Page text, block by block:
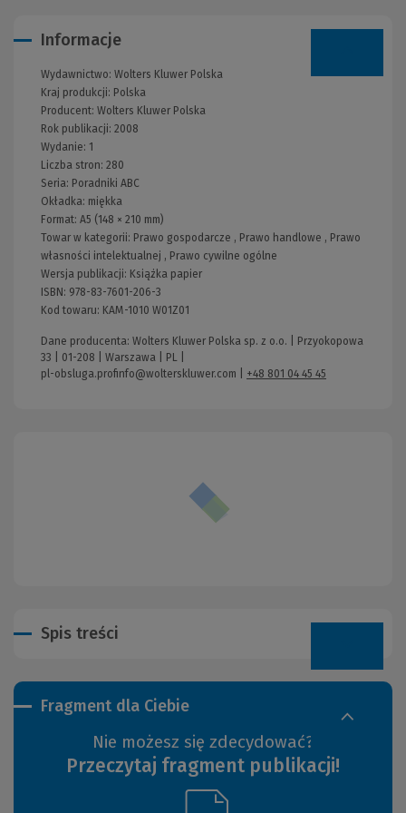
Fragment dla Ciebie
Nie możesz się zdecydować?
Przeczytaj fragment publikacji!
Informacje
Wydawnictwo: Wolters Kluwer Polska
Kraj produkcji: Polska
Producent: Wolters Kluwer Polska
Rok publikacji: 2008
Wydanie: 1
Liczba stron: 280
Seria: Poradniki ABC
Okładka: miękka
Format: A5 (148 × 210 mm)
Towar w kategorii: Prawo gospodarcze , Prawo handlowe , Prawo
własności intelektualnej , Prawo cywilne ogólne
Wersja publikacji: Książka papier
ISBN: 978-83-7601-206-3
Kod towaru: KAM-1010 W01Z01
Dane producenta: Wolters Kluwer Polska sp. z o.o. | Przyokopowa
33 | 01-208 | Warszawa | PL |
pl-obsluga.profinfo@wolterskluwer.com
+48 801 04 45 45
Spis treści